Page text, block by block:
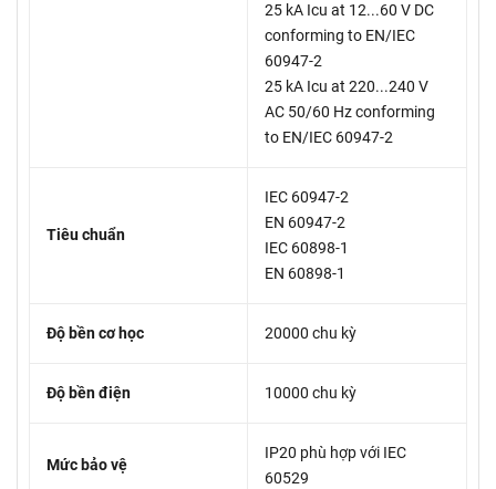
25 kA Icu at 12...60 V DC
conforming to EN/IEC
60947-2
25 kA Icu at 220...240 V
AC 50/60 Hz conforming
to EN/IEC 60947-2
Tiêu chuẩn
IEC 60947-2
EN 60947-2
IEC 60898-1
EN 60898-1
Độ bền cơ học 20000 chu kỳ
Độ bền điện 10000 chu kỳ
Mức bảo vệ
IP20 phù hợp với IEC
60529